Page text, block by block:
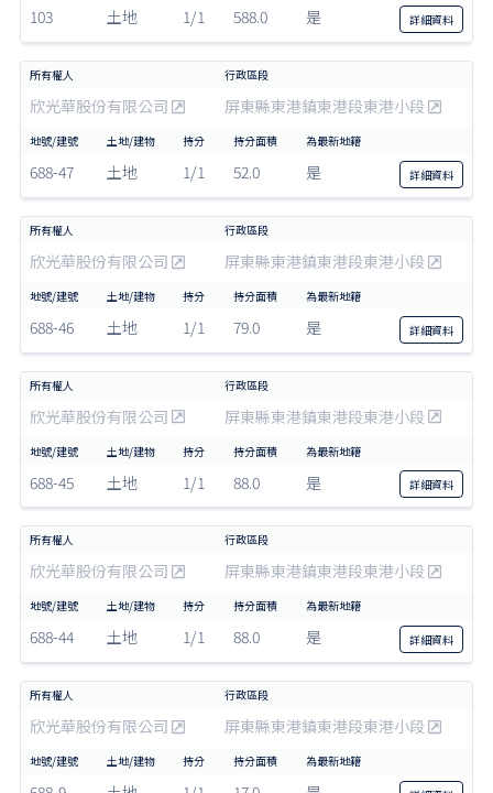
103 土地 1/1 588.0 是 詳細資料
欣光華股份有限公司 屏東縣東港鎮東港段東港小段
688-47 土地 1/1 52.0 是 詳細資料
欣光華股份有限公司 屏東縣東港鎮東港段東港小段
688-46 土地 1/1 79.0 是 詳細資料
欣光華股份有限公司 屏東縣東港鎮東港段東港小段
688-45 土地 1/1 88.0 是 詳細資料
欣光華股份有限公司 屏東縣東港鎮東港段東港小段
688-44 土地 1/1 88.0 是 詳細資料
欣光華股份有限公司 屏東縣東港鎮東港段東港小段